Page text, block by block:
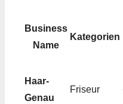
Business
Name
Kategorien
Haar-
Genau
Friseur